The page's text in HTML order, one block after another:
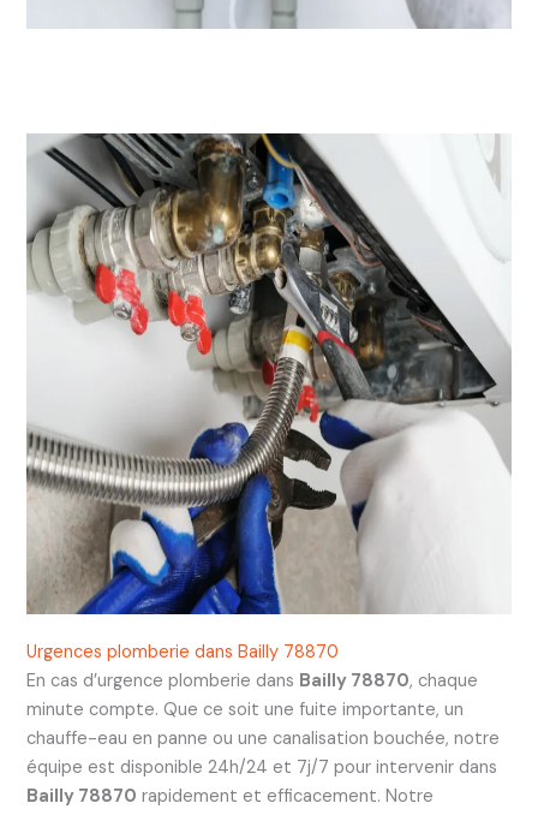
Urgences plomberie dans Bailly 78870
En cas d’urgence plomberie dans Bailly 78870, chaque
minute compte. Que ce soit une fuite importante, un
chauffe-eau en panne ou une canalisation bouchée, notre
équipe est disponible 24h/24 et 7j/7 pour intervenir dans
Bailly 78870 rapidement et efficacement. Notre